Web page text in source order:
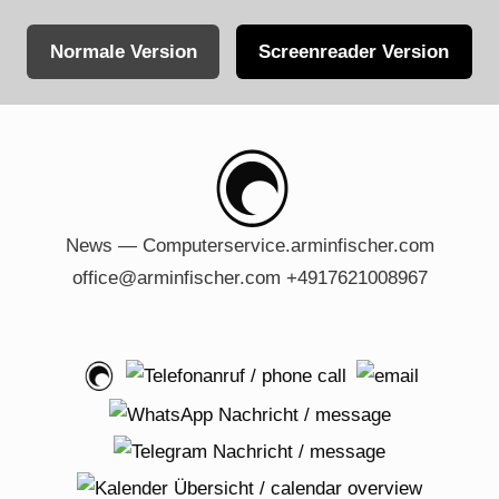
Normale Version Screenreader Version
News — Computerservice.arminfischer.com
office@arminfischer.com +4917621008967